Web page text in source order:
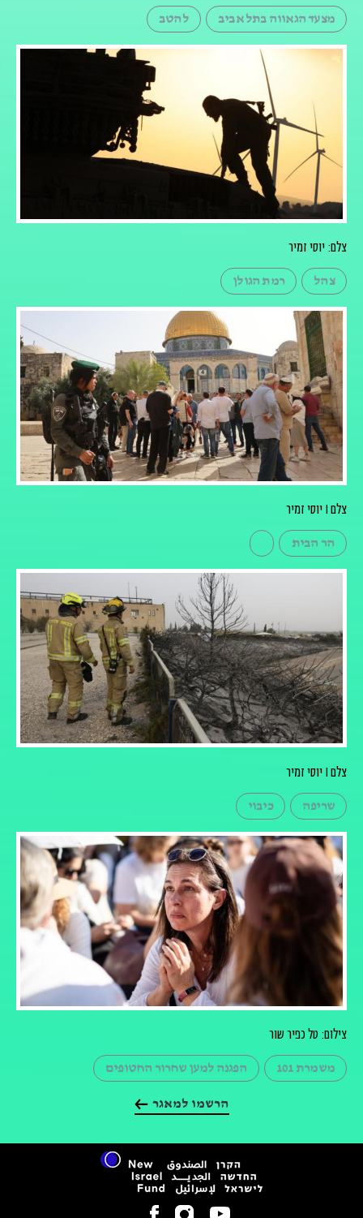
מצעד הגאווה בתל אביב להטב
צלם: יוסי זמיר
צהל רמת הגולן
צלם I יוסי זמיר
הר הבית
צלם I יוסי זמיר
שריפה כיבוי
צילום: טל כפיר שור
משמרת 101 הפגנה למען שחרור החטופים
הרשמו למאגר